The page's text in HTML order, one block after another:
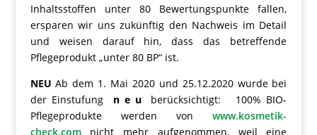
Inhaltsstoffen unter 80 Bewertungspunkte fallen,
ersparen wir uns zukünftig den Nachweis im Detail
und weisen darauf hin, dass das betreffende
Pflegeprodukt „unter 80 BP“ ist.
NEU Ab dem 1. Mai 2020 und 25.12.2020 wurde bei
der Einstufung n e uberücksichtigt: 100% BIO-
Pflegeprodukte werden vonwww.kosmetik-
check.comnicht mehr aufgenommen, weil eine